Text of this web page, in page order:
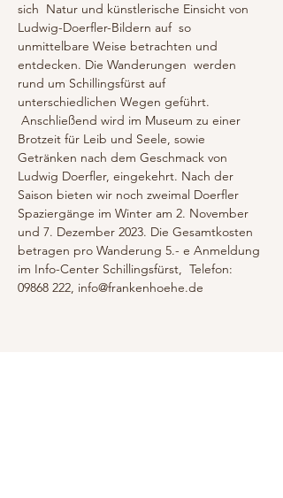
sich  Natur und künstlerische Einsicht von
Ludwig-Doerfler-Bildern auf  so
unmittelbare Weise betrachten und
entdecken. Die Wanderungen  werden
rund um Schillingsfürst auf
unterschiedlichen Wegen geführt.
Anschließend wird im Museum zu einer
Brotzeit für Leib und Seele, sowie
Getränken nach dem Geschmack von
Ludwig Doerfler, eingekehrt. Nach der
Saison bieten wir noch zweimal Doerfler
Spaziergänge im Winter am 2. November
und 7. Dezember 2023. Die Gesamtkosten
betragen pro Wanderung 5.- e Anmeldung
im Info-Center Schillingsfürst,  Telefon:
09868 222, info@frankenhoehe.de